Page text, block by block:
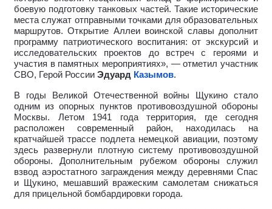
боевую подготовку танковых частей. Такие исторические
места служат отправными точками для образовательных
маршрутов. Открытие Аллеи воинской славы дополнит
программу патриотического воспитания: от экскурсий и
исследовательских проектов до встреч с героями и
участия в памятных мероприятиях», — отметил участник
СВО, Герой России Эдуард Казымов.
В годы Великой Отечественной войны Щукино стало
одним из опорных пунктов противовоздушной обороны
Москвы. Летом 1941 года территория, где сегодня
расположен современный район, находилась на
кратчайшей трассе подлета немецкой авиации, поэтому
здесь развернули плотную систему противовоздушной
обороны. Дополнительным рубежом обороны служил
взвод аэростатного заграждения между деревнями Спас
и Щукино, мешавший вражеским самолетам снижаться
для прицельной бомбардировки города.